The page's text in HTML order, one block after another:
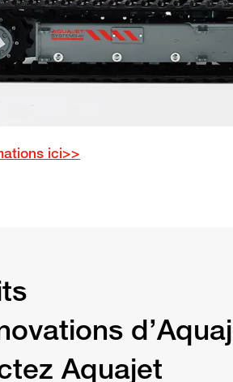
ici>>
Aquajet